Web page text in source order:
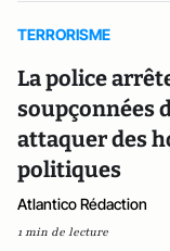
TERRORISME
La police
soupçonnées
attaquer des
politiques
Atlantico Rédaction
1 min de lecture